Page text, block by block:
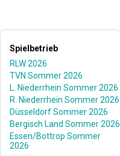
Spielbetrieb
RLW 2026
TVN Sommer 2026
L. Niederrhein Sommer 2026
R. Niederrhein Sommer 2026
Düsseldorf Sommer 2026
Bergisch Land Sommer 2026
Essen/Bottrop Sommer
2026